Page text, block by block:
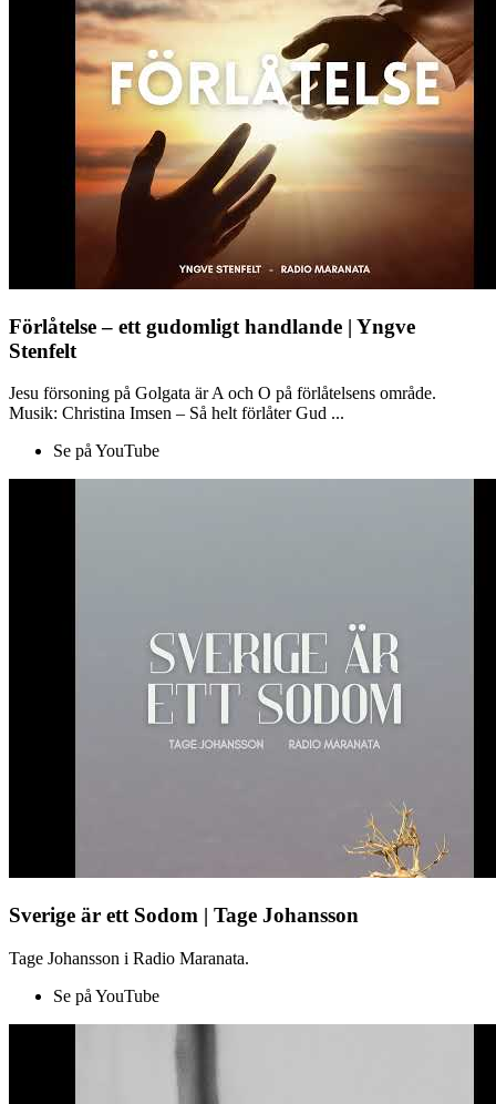
Förlåtelse – ett gudomligt handlande | Yngve
Stenfelt
Jesu försoning på Golgata är A och O på förlåtelsens område.
Musik: Christina Imsen – Så helt förlåter Gud ...
Se på YouTube
Sverige är ett Sodom | Tage Johansson
Tage Johansson i Radio Maranata.
Se på YouTube